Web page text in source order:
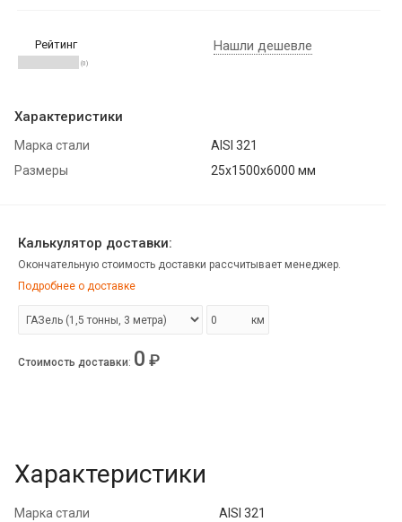
Рейтинг
(0)
Нашли дешевле
Характеристики
Марка стали
AISI 321
Размеры
25х1500х6000 мм
Калькулятор доставки:
Окончательную стоимость доставки рассчитывает менеджер.
Подробнее о доставке
км
Стоимость доставки: 0 ₽
Характеристики
Марка стали
AISI 321